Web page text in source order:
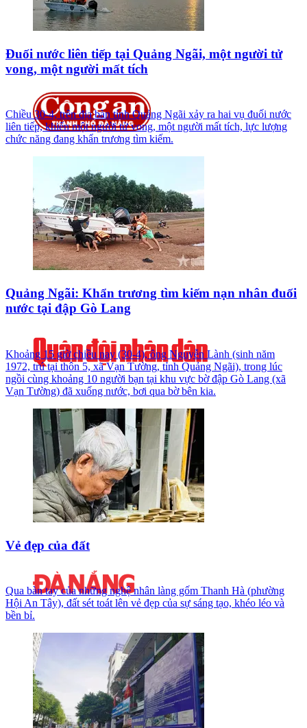
Đuối nước liên tiếp tại Quảng Ngãi, một người tử
vong, một người mất tích
Chiều 30-4, trên địa bàn tỉnh Quảng Ngãi xảy ra hai vụ đuối nước
liên tiếp, khiến một người tử vong, một người mất tích, lực lượng
chức năng đang khẩn trương tìm kiếm.
Quảng Ngãi: Khẩn trương tìm kiếm nạn nhân đuối
nước tại đập Gò Lang
Khoảng 15 giờ chiều nay (30-4), ông Nguyễn Lành (sinh năm
1972, trú tại thôn 5, xã Vạn Tường, tỉnh Quảng Ngãi), trong lúc
ngồi cùng khoảng 10 người bạn tại khu vực bờ đập Gò Lang (xã
Vạn Tường) đã xuống nước, bơi qua bờ bên kia.
Vẻ đẹp của đất
Qua bàn tay của những nghệ nhân làng gốm Thanh Hà (phường
Hội An Tây), đất sét toát lên vẻ đẹp của sự sáng tạo, khéo léo và
bền bỉ.